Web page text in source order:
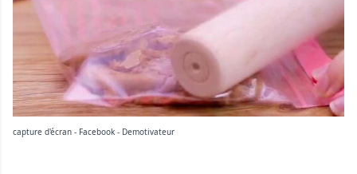
capture d'écran - Facebook - Demotivateur